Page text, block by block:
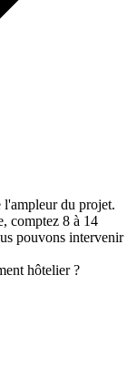
l'ampleur du projet.
comptez 8 à 14
pouvons intervenir
hôtelier ?